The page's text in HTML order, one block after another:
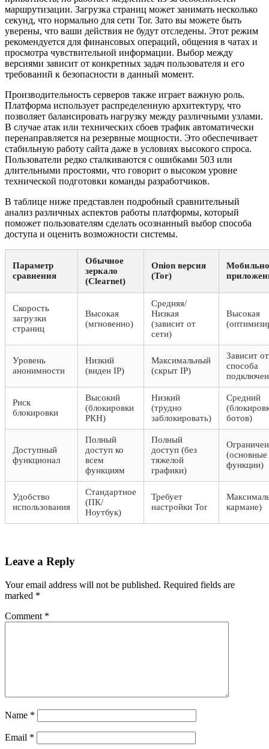
маршрутизации. Загрузка страниц может занимать несколько
секунд, что нормально для сети Tor. Зато вы можете быть
уверены, что ваши действия не будут отследены. Этот режим
рекомендуется для финансовых операций, общения в чатах и
просмотра чувствительной информации. Выбор между
версиями зависит от конкретных задач пользователя и его
требований к безопасности в данный момент.
Производительность серверов также играет важную роль.
Платформа использует распределенную архитектуру, что
позволяет балансировать нагрузку между различными узлами.
В случае атак или технических сбоев трафик автоматически
перенаправляется на резервные мощности. Это обеспечивает
стабильную работу сайта даже в условиях высокого спроса.
Пользователи редко сталкиваются с ошибками 503 или
длительными простоями, что говорит о высоком уровне
технической подготовки команды разработчиков.
В таблице ниже представлен подробный сравнительный
анализ различных аспектов работы платформы, который
поможет пользователям сделать осознанный выбор способа
доступа и оценить возможности системы.
Параметр
сравнения
Обычное
зеркало
(Clearnet)
Onion версия
(Tor)
Скорость
загрузки
страниц
Высокая
(мгновенно)
Средняя/
Низкая
(зависит от
сети)
Высокая
Уровень
анонимности
Низкий
(виден IP)
Максимальный
(скрыт IP)
Зависит от
способа
Риск
блокировки
Высокий
(блокировки
РКН)
Низкий
(трудно
заблокировать)
Средний
ботов)
Доступный
функционал
Полный
доступ ко
всем
функциям
Полный
доступ (без
тяжелой
графики)
(основные
функции)
Удобство
использования
Стандартное
(ПК/
Ноутбук)
Требует
настройки Tor
кармане)
Leave a Reply
Your email address will not be published. Required fields are
marked *
Comment *
Name *
Email *